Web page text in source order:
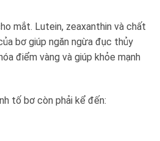
mắt. Lutein, zeaxanthin và chất
bơ giúp ngăn ngừa đục thủy
điểm vàng và giúp khỏe mạnh
tố bơ còn phải kể đến: